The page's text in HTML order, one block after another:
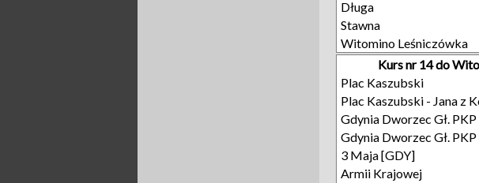
Długa
Stawna
Witomino Leśniczówka
Kurs nr 14 do
Plac Kaszubski
Plac Kaszubski - Jana z
Gdynia Dworzec Gł.
Gdynia Dworzec Gł.
3 Maja [GDY]
Armii Krajowej